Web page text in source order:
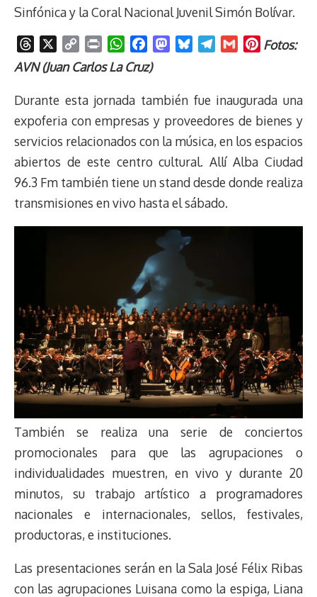
Sinfónica y la Coral Nacional Juvenil Simón Bolívar.
h
e
d
s
o
y
i
n
k
r
n
W
h
t
A
p
p
a
c
e
o
o
k
M
t
d
o
n
e
k
y
e
r
a
m
i
P
t
r
e
s
t
Fotos:
AVN (Juan Carlos La Cruz)
Durante esta jornada también fue inaugurada una
expoferia con empresas y proveedores de bienes y
servicios relacionados con la música, en los espacios
abiertos de este centro cultural. Allí Alba Ciudad
96.3 Fm también tiene un stand desde donde realiza
transmisiones en vivo hasta el sábado.
También se realiza una serie de conciertos
promocionales para que las agrupaciones o
individualidades muestren, en vivo y durante 20
minutos, su trabajo artístico a programadores
nacionales e internacionales, sellos, festivales,
productoras, e instituciones.
Las presentaciones serán en la Sala José Félix Ribas
con las agrupaciones Luisana como la espiga, Liana